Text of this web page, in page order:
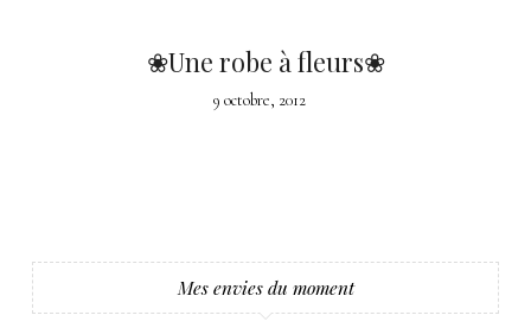
❀Une robe à fleurs❀
9 octobre, 2012
Mes envies du moment